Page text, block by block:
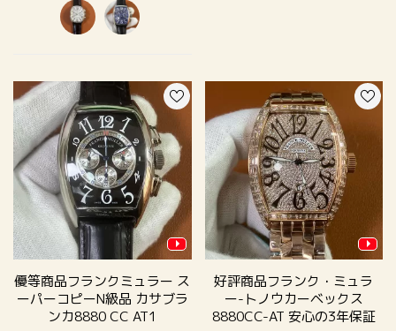
優等商品フランクミュラー ス
ーパーコピーN級品 カサブラ
ンカ8880 CC AT1
好評商品フランク・ミュラ
ー-トノウカーベックス
8880CC-AT 安心の3年保証